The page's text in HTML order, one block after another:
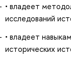
• владеет
исследований
• владеет
исторических